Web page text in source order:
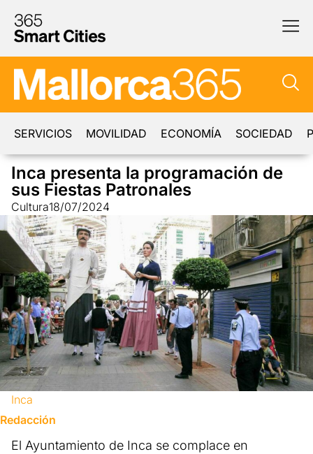
SERVICIOS MOVILIDAD ECONOMÍA SOCIEDAD
Inca presenta la programación de
sus Fiestas Patronales
Cultura18/07/2024
Inca
Redacción
El Ayuntamiento de Inca se complace en